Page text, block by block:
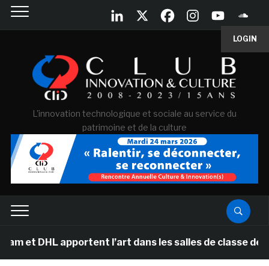
LOGIN
L'innovation technologique et sociale au service du
patrimoine et de la culture
apportent l’art dans les salles de classe des écoles